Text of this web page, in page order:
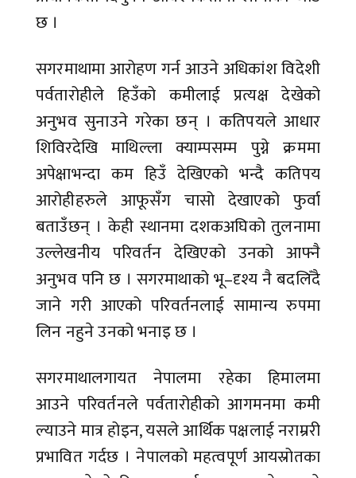
छ ।
सगरमाथामा आरोहण गर्न आउने अधिकांश विदेशी
पर्वतारोहीले हिउँको कमीलाई प्रत्यक्ष देखेको
अनुभव सुनाउने गरेका छन् । कतिपयले आधार
शिविरदेखि माथिल्ला क्याम्पसम्म पुग्ने क्रममा
अपेक्षाभन्दा कम हिउँ देखिएको भन्दै कतिपय
आरोहीहरुले आफूसँग चासो देखाएको फुर्वा
बताउँछन् । केही स्थानमा दशकअघिको तुलनामा
उल्लेखनीय परिवर्तन देखिएको उनको आफ्नै
अनुभव पनि छ । सगरमाथाको भू–दृश्य नै बदलिँदै
जाने गरी आएको परिवर्तनलाई सामान्य रुपमा
लिन नहुने उनको भनाइ छ ।
सगरमाथालगायत नेपालमा रहेका हिमालमा
आउने परिवर्तनले पर्वतारोहीको आगमनमा कमी
ल्याउने मात्र होइन, यसले आर्थिक पक्षलाई नराम्ररी
प्रभावित गर्दछ । नेपालको महत्वपूर्ण आयस्रोतका